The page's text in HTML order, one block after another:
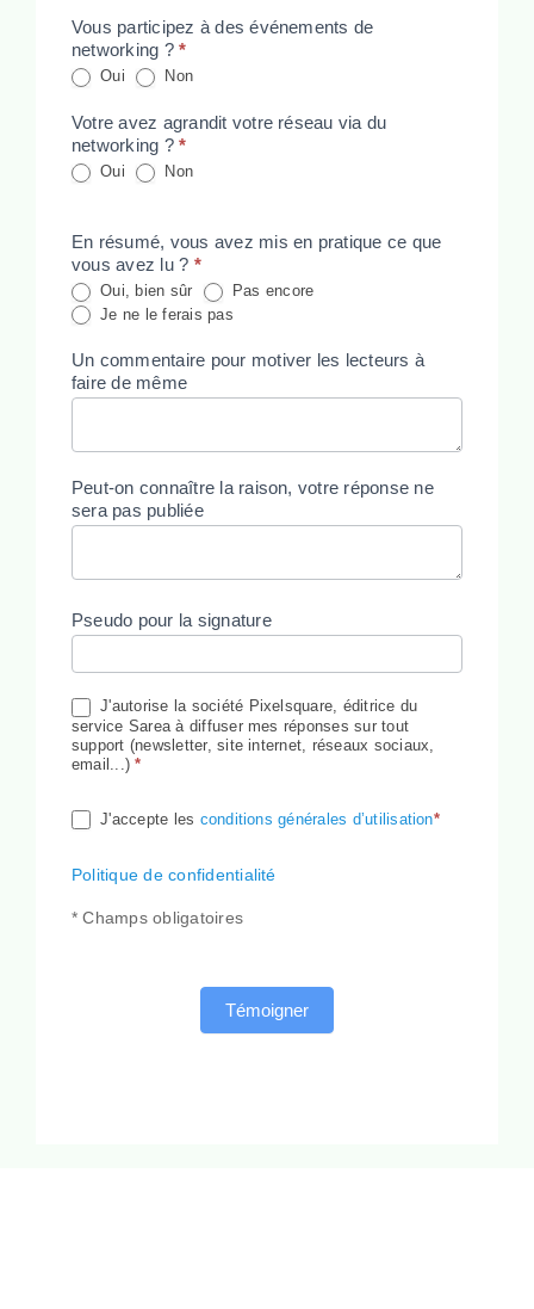
Vous participez à des événements de
networking ?*
Oui Non
Votre avez agrandit votre réseau via du
networking ?*
Oui Non
En résumé, vous avez mis en pratique ce que
vous avez lu ? *
Oui, bien sûr
Pas encore
Je ne le ferais pas
Un commentaire pour motiver les lecteurs à
faire de même
Peut-on connaître la raison, votre réponse ne
sera pas publiée
Pseudo pour la signature
J'autorise la société Pixelsquare, éditrice du
service Sarea à diffuser mes réponses sur tout
support (newsletter, site internet, réseaux sociaux,
email...)*
J'accepte les conditions générales d’utilisation*
Politique de confidentialité
* Champs obligatoires
Témoigner